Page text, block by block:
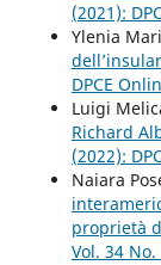
(2021):
Ylenia
DPCE
Luigi
Richard
(2022):
Naiara
proprietà
Vol. 34